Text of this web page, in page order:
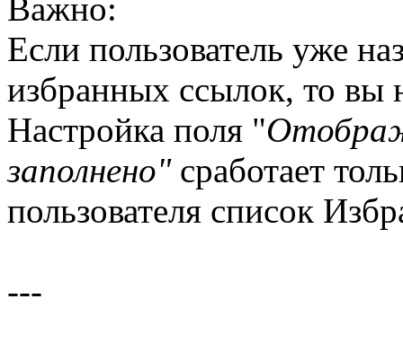
Важно:
Если пользователь уже
избранных ссылок, то вы
Настройка поля "
заполнено" сработает
пользователя список
---